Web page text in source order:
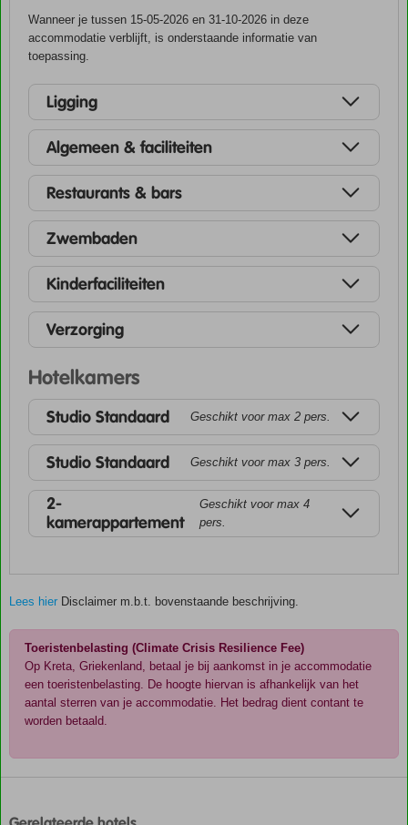
Wanneer je tussen 15-05-2026 en 31-10-2026 in deze
accommodatie verblijft, is onderstaande informatie van
toepassing.
Ligging
Algemeen & faciliteiten
Restaurants & bars
Zwembaden
Kinderfaciliteiten
Verzorging
Hotelkamers
Studio Standaard Geschikt voor max 2 pers.
Studio Standaard Geschikt voor max 3 pers.
2-
kamerappartement
Geschikt voor max 4
pers.
Lees hier Disclaimer m.b.t. bovenstaande beschrijving.
Toeristenbelasting (Climate Crisis Resilience Fee)
Op Kreta, Griekenland, betaal je bij aankomst in je accommodatie
een toeristenbelasting. De hoogte hiervan is afhankelijk van het
aantal sterren van je accommodatie. Het bedrag dient contant te
worden betaald.
door